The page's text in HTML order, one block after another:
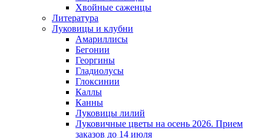
Хвойные саженцы
Литература
Луковицы и клубни
Амариллисы
Бегонии
Георгины
Гладиолусы
Глоксинии
Каллы
Канны
Луковицы лилий
Луковичные цветы на осень 2026. Прием
заказов до 14 июля